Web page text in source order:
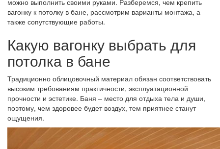
можно выполнить своими руками. Разберемся, чем крепить
вагонку к потолку в бане, рассмотрим варианты монтажа, а
также сопутствующие работы.
Какую вагонку выбрать для
потолка в бане
Традиционно облицовочный материал обязан соответствовать
высоким требованиям практичности, эксплуатационной
прочности и эстетике. Баня – место для отдыха тела и души,
поэтому, чем здоровее будет воздух, тем приятнее станут
ощущения.